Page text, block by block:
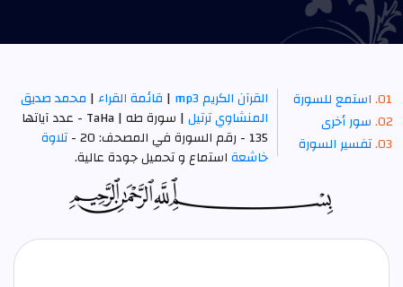
استمع للسورة
سور أخرى
تفسير السورة
القرآن الكريم mp3 | قائمة القراء| محمد صديق
المنشاوي ترتيل
| سورة طه | TaHa - عدد آياتها
135 - رقم السورة في المصحف: 20 -
تلاوة
خاشعةاستماع و تحميل جودة عالية.